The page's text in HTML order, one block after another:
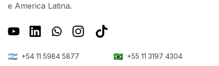
e America Latina.
🇦🇷 +54 11 5984 5877 🇧🇷 +55 11 3197 4304